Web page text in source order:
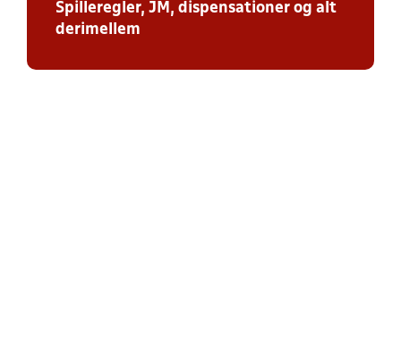
Spilleregler, JM, dispensationer og alt
derimellem